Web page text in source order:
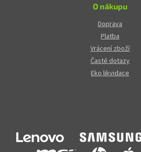
O nákupu
Doprava
Platba
Vrácení zboží
Časté dotazy
Eko likvidace